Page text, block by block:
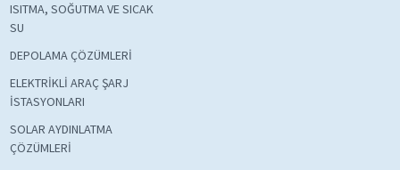
ISITMA, SOĞUTMA VE SICAK
SU
DEPOLAMA ÇÖZÜMLERİ
ELEKTRİKLİ ARAÇ ŞARJ
İSTASYONLARI
SOLAR AYDINLATMA
ÇÖZÜMLERİ